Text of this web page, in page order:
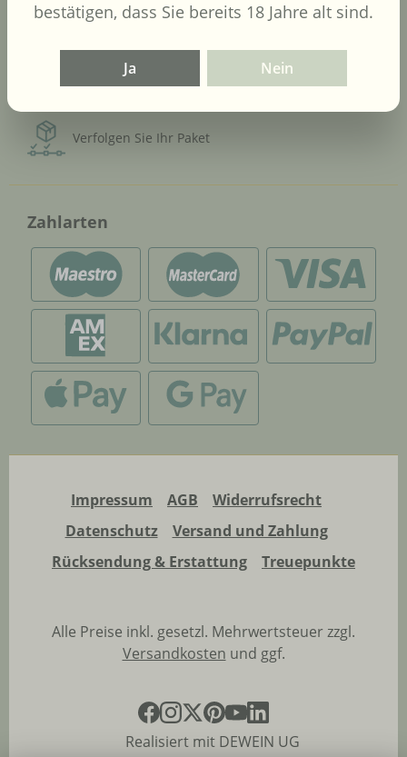
Versand nur an Personen
über 18 Jahre
Verfolgen Sie Ihr Paket
Zahlarten
Impressum AGB
Widerrufsrecht
Datenschutz
Versand und Zahlung
Rücksendung & Erstattung
Treuepunkte
Alle Preise inkl. gesetzl. Mehrwertsteuer zzgl.
Versandkosten und ggf.
Realisiert mit DEWEIN UG
bestätigen, dass Sie bereits 18 Jahre alt sind.
Ja Nein